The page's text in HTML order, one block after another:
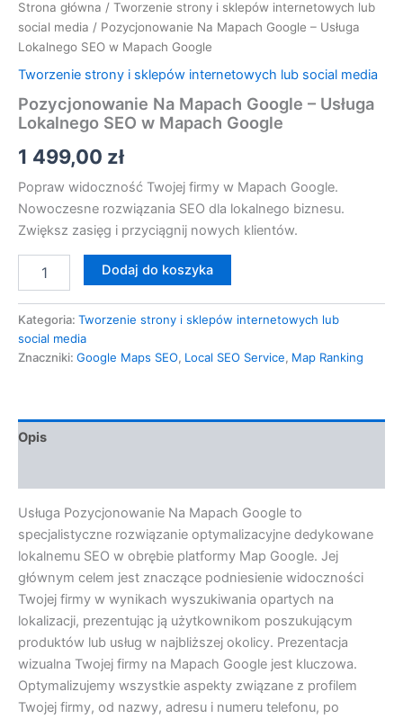
Strona główna / Tworzenie strony i sklepów internetowych lub
social media / Pozycjonowanie Na Mapach Google – Usługa
Lokalnego SEO w Mapach Google
Tworzenie strony i sklepów internetowych lub social media
Pozycjonowanie Na Mapach Google – Usługa
Lokalnego SEO w Mapach Google
1 499,00 zł
Popraw widoczność Twojej firmy w Mapach Google.
Nowoczesne rozwiązania SEO dla lokalnego biznesu.
Zwiększ zasięg i przyciągnij nowych klientów.
Dodaj do koszyka
Kategoria: Tworzenie strony i sklepów internetowych lub
social media
Znaczniki: Google Maps SEO, Local SEO Service, Map Ranking
Opis
Usługa Pozycjonowanie Na Mapach Google to
specjalistyczne rozwiązanie optymalizacyjne dedykowane
lokalnemu SEO w obrębie platformy Map Google. Jej
głównym celem jest znaczące podniesienie widoczności
Twojej firmy w wynikach wyszukiwania opartych na
lokalizacji, prezentując ją użytkownikom poszukującym
produktów lub usług w najbliższej okolicy. Prezentacja
wizualna Twojej firmy na Mapach Google jest kluczowa.
Optymalizujemy wszystkie aspekty związane z profilem
Twojej firmy, od nazwy, adresu i numeru telefonu, po